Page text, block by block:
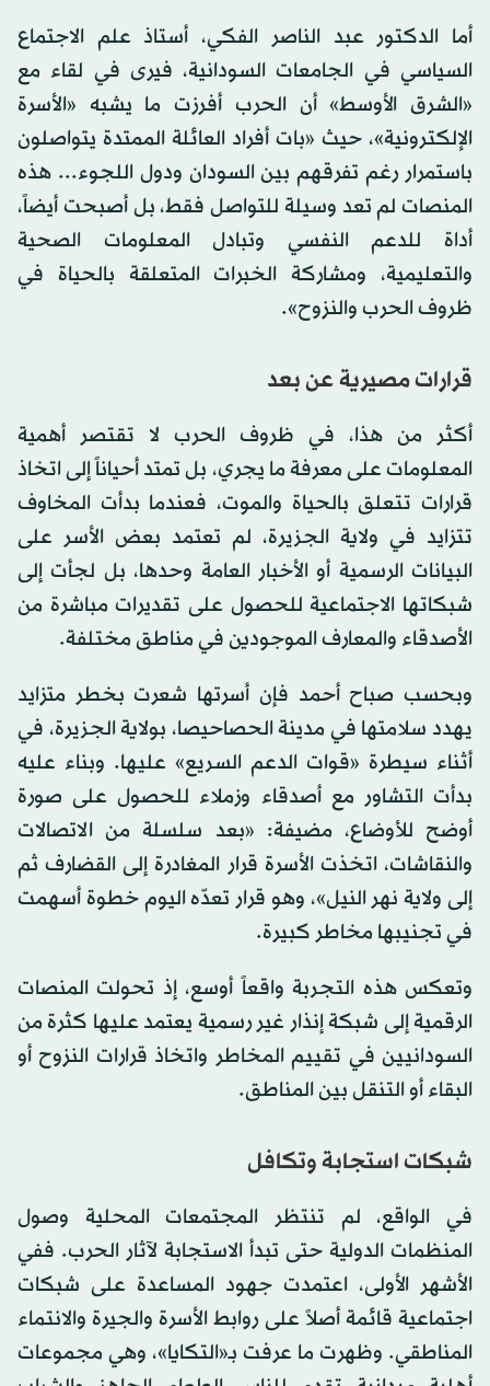
أما الدكتور عبد الناصر الفكي، أستاذ علم الاجتماع
السياسي في الجامعات السودانية، فيرى في لقاء مع
«الشرق الأوسط» أن الحرب أفرزت ما يشبه «الأسرة
الإلكترونية»، حيث «بات أفراد العائلة الممتدة يتواصلون
باستمرار رغم تفرقهم بين السودان ودول اللجوء... هذه
المنصات لم تعد وسيلة للتواصل فقط، بل أصبحت أيضاً،
أداة للدعم النفسي وتبادل المعلومات الصحية
والتعليمية، ومشاركة الخبرات المتعلقة بالحياة في
ظروف الحرب والنزوح».
قرارات مصيرية عن بعد
أكثر من هذا، في ظروف الحرب لا تقتصر أهمية
المعلومات على معرفة ما يجري، بل تمتد أحياناً إلى اتخاذ
قرارات تتعلق بالحياة والموت، فعندما بدأت المخاوف
تتزايد في ولاية الجزيرة، لم تعتمد بعض الأسر على
البيانات الرسمية أو الأخبار العامة وحدها، بل لجأت إلى
شبكاتها الاجتماعية للحصول على تقديرات مباشرة من
الأصدقاء والمعارف الموجودين في مناطق مختلفة.
وبحسب صباح أحمد فإن أسرتها شعرت بخطر متزايد
يهدد سلامتها في مدينة الحصاحيصا، بولاية الجزيرة، في
أثناء سيطرة «قوات الدعم السريع» عليها. وبناء عليه
بدأت التشاور مع أصدقاء وزملاء للحصول على صورة
أوضح للأوضاع، مضيفة: «بعد سلسلة من الاتصالات
والنقاشات، اتخذت الأسرة قرار المغادرة إلى القضارف ثم
إلى ولاية نهر النيل»، وهو قرار تعدّه اليوم خطوة أسهمت
في تجنيبها مخاطر كبيرة.
وتعكس هذه التجربة واقعاً أوسع، إذ تحولت المنصات
الرقمية إلى شبكة إنذار غير رسمية يعتمد عليها كثرة من
السودانيين في تقييم المخاطر واتخاذ قرارات النزوح أو
البقاء أو التنقل بين المناطق.
شبكات استجابة وتكافل
في الواقع، لم تنتظر المجتمعات المحلية وصول
المنظمات الدولية حتى تبدأ الاستجابة لآثار الحرب. ففي
الأشهر الأولى، اعتمدت جهود المساعدة على شبكات
اجتماعية قائمة أصلاً على روابط الأسرة والجيرة والانتماء
المناطقي. وظهرت ما عرفت بـ«التكايا»، وهي مجموعات